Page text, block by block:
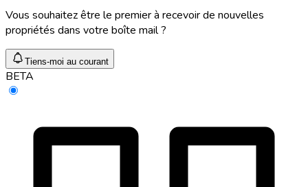
Vous souhaitez être le premier à recevoir de nouvelles
propriétés dans votre boîte mail ?
Tiens-moi au courant
BETA